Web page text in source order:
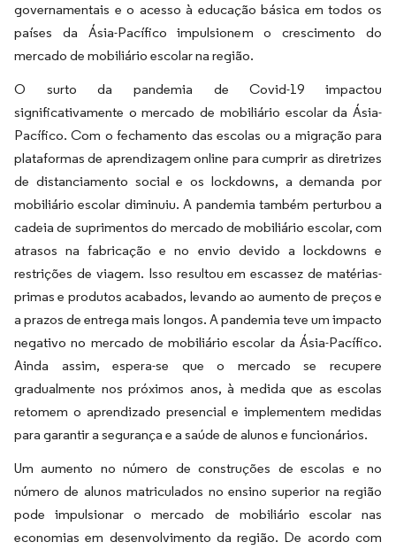
governamentais e o acesso à educação básica em todos os
países da Ásia-Pacífico impulsionem o crescimento do
mercado de mobiliário escolar na região.
O surto da pandemia de Covid-19 impactou
significativamente o mercado de mobiliário escolar da Ásia-
Pacífico. Com o fechamento das escolas ou a migração para
plataformas de aprendizagem online para cumprir as diretrizes
de distanciamento social e os lockdowns, a demanda por
mobiliário escolar diminuiu. A pandemia também perturbou a
cadeia de suprimentos do mercado de mobiliário escolar, com
atrasos na fabricação e no envio devido a lockdowns e
restrições de viagem. Isso resultou em escassez de matérias-
primas e produtos acabados, levando ao aumento de preços e
a prazos de entrega mais longos. A pandemia teve um impacto
negativo no mercado de mobiliário escolar da Ásia-Pacífico.
Ainda assim, espera-se que o mercado se recupere
gradualmente nos próximos anos, à medida que as escolas
retomem o aprendizado presencial e implementem medidas
para garantir a segurança e a saúde de alunos e funcionários.
Um aumento no número de construções de escolas e no
número de alunos matriculados no ensino superior na região
pode impulsionar o mercado de mobiliário escolar nas
economias em desenvolvimento da região. De acordo com